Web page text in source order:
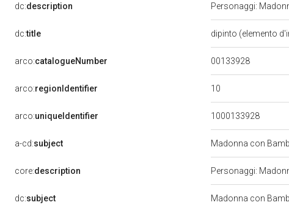
dc:description Personaggi:
dc:title dipinto (elemento
arco:catalogueNumber 00133928
arco:regionIdentifier 10
arco:uniqueIdentifier 1000133928
a-cd:subject Madonna con
core:description Personaggi:
dc:subject Madonna con